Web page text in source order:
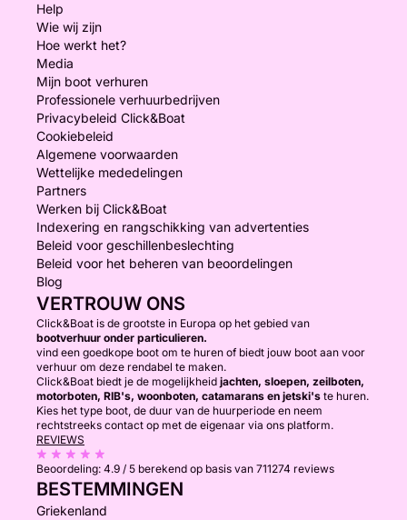
Help
Wie wij zijn
Hoe werkt het?
Media
Mijn boot verhuren
Professionele verhuurbedrijven
Privacybeleid Click&Boat
Cookiebeleid
Algemene voorwaarden
Wettelijke mededelingen
Partners
Werken bij Click&Boat
Indexering en rangschikking van advertenties
Beleid voor geschillenbeslechting
Beleid voor het beheren van beoordelingen
Blog
VERTROUW ONS
Click&Boat is de grootste in Europa op het gebied van
bootverhuur onder particulieren.
vind een goedkope boot om te huren of biedt jouw boot aan voor
verhuur om deze rendabel te maken.
Click&Boat biedt je de mogelijkheid jachten, sloepen, zeilboten,
motorboten, RIB's, woonboten, catamarans en jetski's te huren.
Kies het type boot, de duur van de huurperiode en neem
rechtstreeks contact op met de eigenaar via ons platform.
REVIEWS
Beoordeling: 4.9 / 5 berekend op basis van 711274 reviews
BESTEMMINGEN
Griekenland